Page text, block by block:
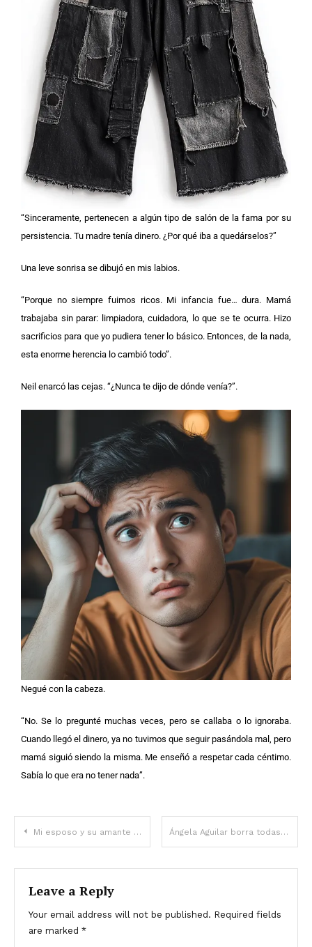
“Sinceramente, pertenecen a algún tipo de salón de la fama por su
persistencia. Tu madre tenía dinero. ¿Por qué iba a quedárselos?”
Una leve sonrisa se dibujó en mis labios.
“Porque no siempre fuimos ricos. Mi infancia fue… dura. Mamá
trabajaba sin parar: limpiadora, cuidadora, lo que se te ocurra. Hizo
sacrificios para que yo pudiera tener lo básico. Entonces, de la nada,
esta enorme herencia lo cambió todo”.
Neil enarcó las cejas. “¿Nunca te dijo de dónde venía?”.
Negué con la cabeza.
“No. Se lo pregunté muchas veces, pero se callaba o lo ignoraba.
Cuando llegó el dinero, ya no tuvimos que seguir pasándola mal, pero
mamá siguió siendo la misma. Me enseñó a respetar cada céntimo.
Sabía lo que era no tener nada”.
Mi esposo y su amante se subieron accidentalmente a mi taxi, así que le regalé al infiel un aniversario que nunca olvidará – Historia del día Ángela Aguilar borra todas sus fotos con Nodal — ¿Qué pasó?
Leave a Reply
Your email address will not be published. Required fields
are marked *